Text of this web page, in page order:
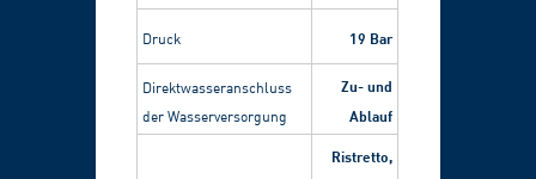
Druck 19 Bar
Direktwasseranschluss
der Wasserversorgung
Zu- und
Ablauf
Ristretto,